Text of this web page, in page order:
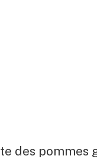
des pommes